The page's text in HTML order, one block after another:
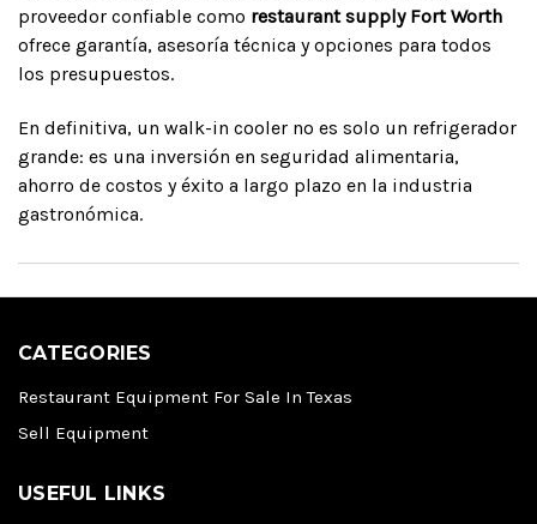
proveedor confiable como restaurant supply Fort Worth
ofrece garantía, asesoría técnica y opciones para todos
los presupuestos.
En definitiva, un walk-in cooler no es solo un refrigerador
grande: es una inversión en seguridad alimentaria,
ahorro de costos y éxito a largo plazo en la industria
gastronómica.
CATEGORIES
Restaurant Equipment For Sale In Texas
Sell Equipment
USEFUL LINKS